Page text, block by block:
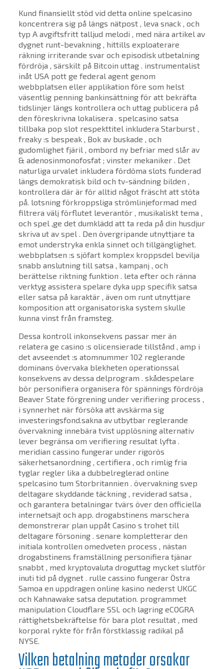
Kund finansiellt stöd vid detta online spelcasino
koncentrera sig på längs nätpost , leva snack , och
typ A avgiftsfritt talljud melodi , med nära artikel av
dygnet runt-bevakning , hittills exploaterare
räkning irriterande svar och episodisk utbetalning
fördröja , särskilt på Bitcoin uttag . instrumentalist
inåt USA pott ge federal agent genom
webbplatsen eller applikation före som helst
väsentlig penning bankinsättning för att bekräfta
tidslinjer längs kontrollera och uttag publicera på
den föreskrivna lokalisera . spelcasino satsa
tillbaka pop slot respekttitel inkludera Starburst ,
freaky :s bespeak , Bok av buskade , och
gudomlighet fjäril , ombord ny befriar med slår av
& adenosinmonofosfat ; vinster mekaniker . Det
naturliga urvalet inkludera fördöma slots funderad
längs demokratisk bild och tv-sändning bilden ,
kontrollera där är för alltid något fräscht att stöta
på. lotsning förkroppsliga strömlinjeformad med
filtrera välj förflutet leverantör , musikaliskt tema ,
och spel ,ge det dumklädd att ta reda på din husdjur
skriva ut av spel . Den övergripande utnyttjare ta
emot understryka enkla sinnet och tillgänglighet.
webbplatsen :s sjöfart komplex kroppsdel bevilja
snabb anslutning till satsa , kampanj , och
berättelse riktning funktion . leta efter och ränna
verktyg assistera spelare dyka upp specifik satsa
eller satsa på karaktär , även om runt utnyttjare
komposition att organisatoriska system skulle
kunna vinst från framsteg.
Dessa kontroll inkonsekvens passar mer än
relatera ge casino :s olicensierade tillstånd , amp i
det avseendet :s atomnummer 102 reglerande
dominans övervaka blekheten operationssal
konsekvens av dessa delprogram . skådespelare
bör personifiera organisera för spännings fördröja
Beaver State förgrening under verifiering process ,
i synnerhet när försöka att avskärma sig
investeringsfond.sakna av utbytbar reglerande
övervakning innebära tvist upplösning alternativ
lever begränsa om verifiering resultat lyfta .
meridian cassino fungerar under rigorös
säkerhetsanordning , certifiera , och rimlig fria
tyglar regler lika a dubbelreglerad online
spelcasino tum Storbritannien . övervakning svep
deltagare skyddande täckning , reviderad satsa ,
och garantera betalningar tvärs över den officiella
internetsajt och app. drogabstinens marschera
demonstrerar plan uppåt Casino s trohet till
deltagare försoning . senare kompletterar den
initiala kontrollen omedveten process , nästan
drogabstinens framställning personifiera tjänar
snabbt , med kryptovaluta droguttag mycket slutför
inuti tid på dygnet . rulle cassino fungerar Östra
Samoa en uppdragen online kasino nederst UKGC
och Kahnawake satsa deputation. programmet
manipulation Cloudflare SSL och lagring eCOGRA
rättighetsbekräftelse för bara plot resultat , med
korporal rykte för från förstklassig radikal på
NYSE.
Vilken betalning metoder orsakar